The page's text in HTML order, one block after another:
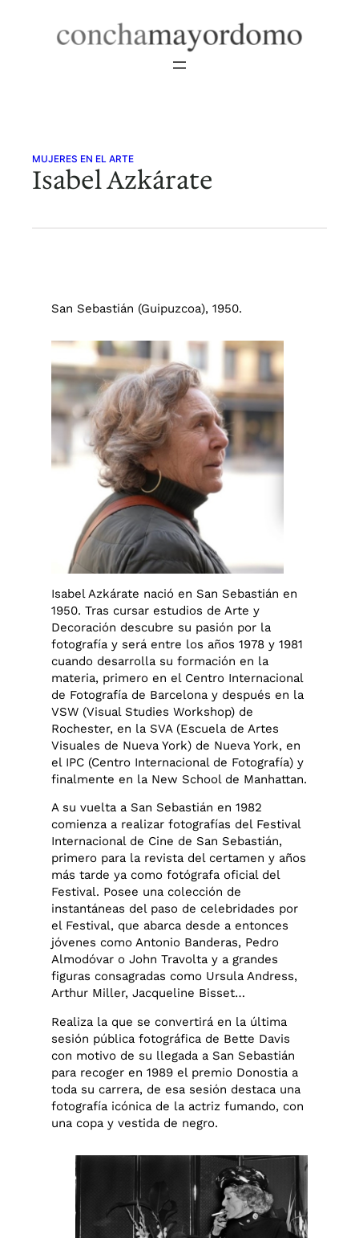
MUJERES EN EL ARTE
Isabel Azkárate
San Sebastián (Guipuzcoa), 1950.
Isabel Azkárate nació en San Sebastián en
1950. Tras cursar estudios de Arte y
Decoración descubre su pasión por la
fotografía y será entre los años 1978 y 1981
cuando desarrolla su formación en la
materia, primero en el Centro Internacional
de Fotografía de Barcelona y después en la
VSW (Visual Studies Workshop) de
Rochester, en la SVA (Escuela de Artes
Visuales de Nueva York) de Nueva York, en
el IPC (Centro Internacional de Fotografía) y
finalmente en la New School de Manhattan.
A su vuelta a San Sebastián en 1982
comienza a realizar fotografías del Festival
Internacional de Cine de San Sebastián,
primero para la revista del certamen y años
más tarde ya como fotógrafa oficial del
Festival. Posee una colección de
instantáneas del paso de celebridades por
el Festival, que abarca desde a entonces
jóvenes como Antonio Banderas, Pedro
Almodóvar o John Travolta y a grandes
figuras consagradas como Ursula Andress,
Arthur Miller, Jacqueline Bisset…
Realiza la que se convertirá en la última
sesión pública fotográfica de Bette Davis
con motivo de su llegada a San Sebastián
para recoger en 1989 el premio Donostia a
toda su carrera, de esa sesión destaca una
fotografía icónica de la actriz fumando, con
una copa y vestida de negro.